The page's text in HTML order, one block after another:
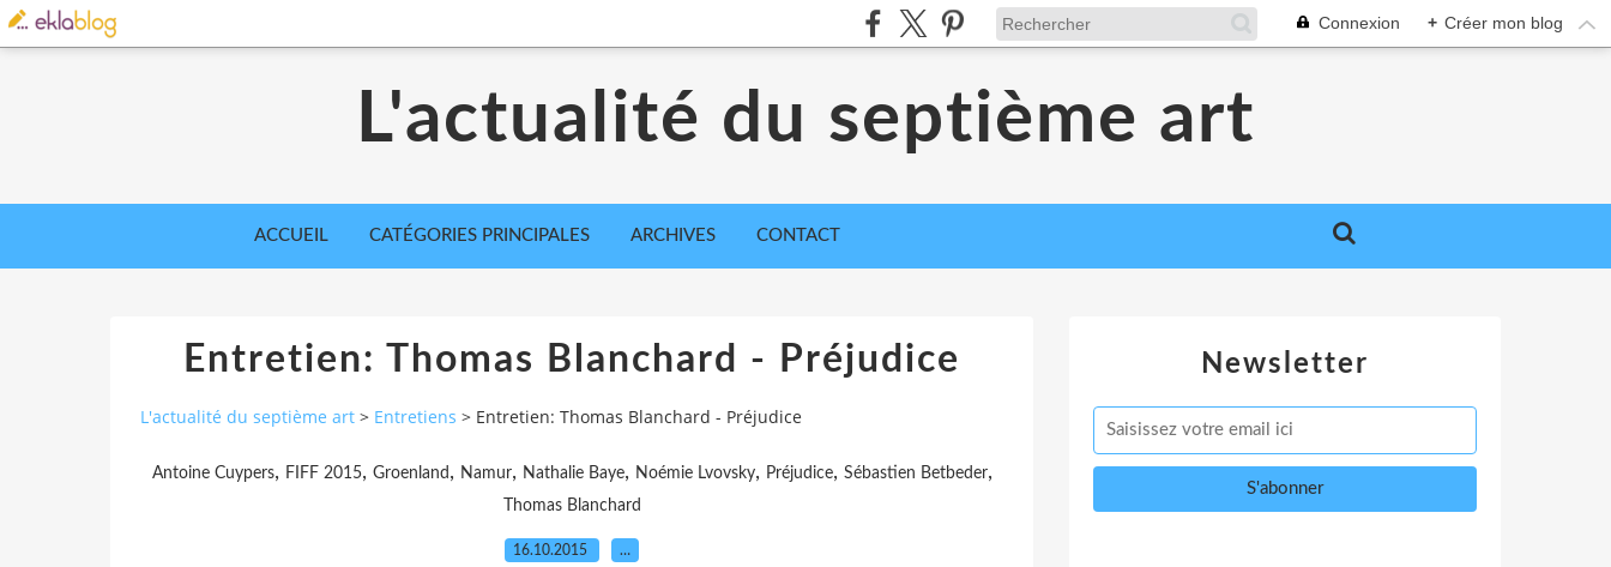
Connexion + Créer mon blog
L'actualité du septième art
ACCUEIL CATÉGORIES PRINCIPALES ARCHIVES CONTACT
Entretien: Thomas Blanchard - Préjudice
L'actualité du septième art > Entretiens > Entretien: Thomas Blanchard - Préjudice
Antoine Cuypers, FIFF 2015, Groenland , Namur, Nathalie Baye, Noémie Lvovsky, Préjudice, Sébastien Betbeder,
Thomas Blanchard
16.10.2015 …
Newsletter